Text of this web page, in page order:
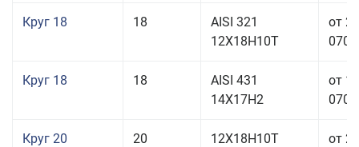
Круг 18 18
AISI 321
12Х18Н10Т
от
Круг 18 18
AISI 431
14Х17Н2
от
Круг 20 20 12Х18Н10Т
от